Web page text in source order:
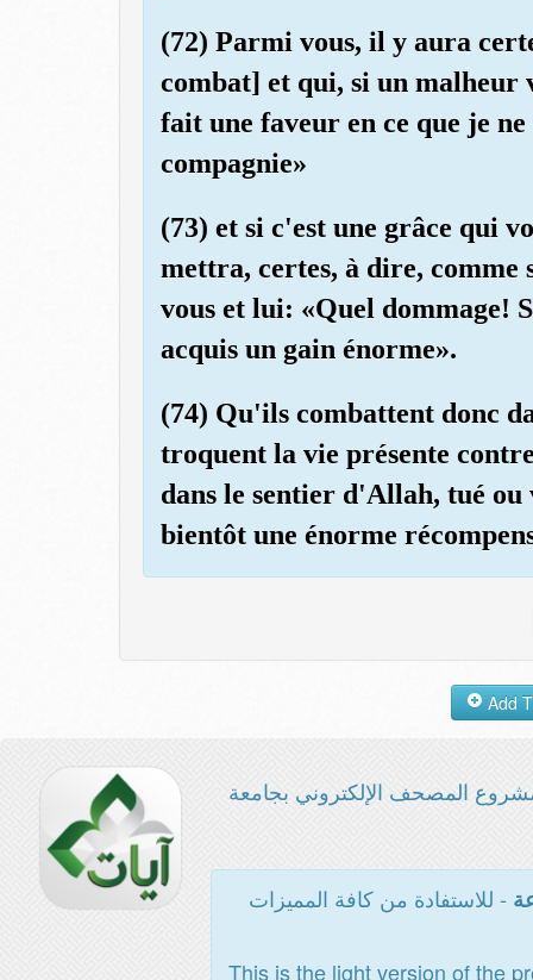
(72) Parmi vous, il y aura
combat] et qui, si un
fait une faveur en ce que je
compagnie»
(73) et si c'est une grâce qui
mettra, certes, à dire,
vous et lui: «Quel dommage!
acquis un gain énorme».
(74) Qu'ils combattent donc
troquent la vie présente
dans le sentier d'Allah, tué
bientôt une énorme
المصحف الإلكتروني بجامعة
- للاستفادة من كافة المميزات
This is the light version of the